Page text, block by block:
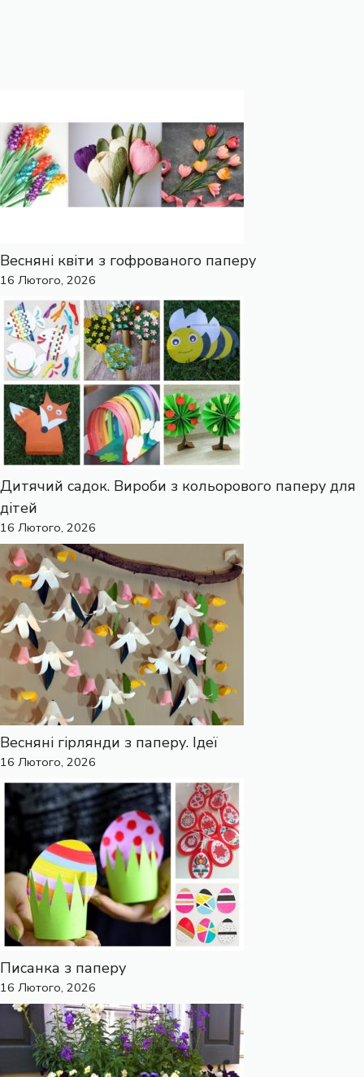
Весняні квіти з гофрованого паперу
16 Лютого, 2026
Дитячий садок. Вироби з кольорового паперу для
дітей
16 Лютого, 2026
Весняні гірлянди з паперу. Ідеї
16 Лютого, 2026
Писанка з паперу
16 Лютого, 2026